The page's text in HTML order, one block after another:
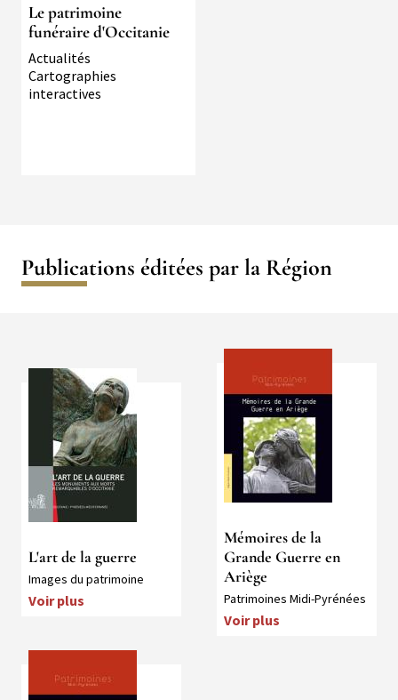
Le patrimoine
funéraire d'Occitanie
Typologie
Actualités
Cartographies
interactives
Publications éditées par la Région
Média
L'art de la guerre
Collection
Images du patrimoine
Voir plus
Mémoires de la
Grande Guerre en
Ariège
Collection
Patrimoines Midi-Pyrénées
Voir plus